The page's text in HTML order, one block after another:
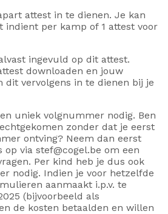
attest in te dienen. Je kan
indient per kamp of 1 attest voor
ingevuld op dit attest.
downloaden en jouw
dit vervolgens in te dienen bij je
uniek volgnummer nodig. Ben
zonder dat je eerst
ontving? Neem dan eerst
via stef@cogel.be om een
Per kind heb je dus ook
nodig. Indien je voor hetzelfde
aanmaakt i.p.v. te
(bijvoorbeeld als
de kosten betaalden en willen